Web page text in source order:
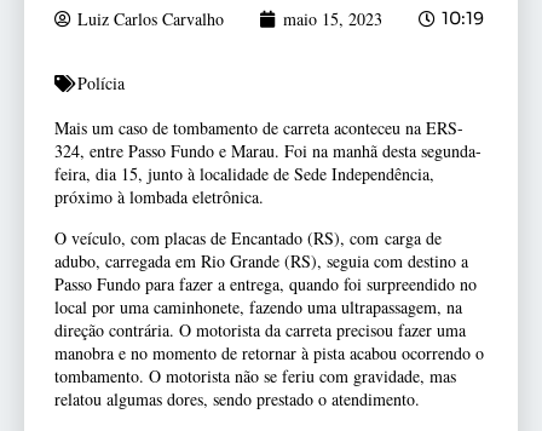
Luiz Carlos Carvalho maio 15, 2023 10:19
Polícia
Mais um caso de tombamento de carreta aconteceu na ERS-
324, entre Passo Fundo e Marau. Foi na manhã desta segunda-
feira, dia 15, junto à localidade de Sede Independência,
próximo à lombada eletrônica.
O veículo, com placas de Encantado (RS), com carga de
adubo, carregada em Rio Grande (RS), seguia com destino a
Passo Fundo para fazer a entrega, quando foi surpreendido no
local por uma caminhonete, fazendo uma ultrapassagem, na
direção contrária. O motorista da carreta precisou fazer uma
manobra e no momento de retornar à pista acabou ocorrendo o
tombamento. O motorista não se feriu com gravidade, mas
relatou algumas dores, sendo prestado o atendimento.